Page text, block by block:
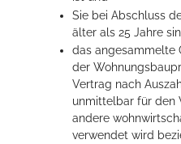
Sie bei Abschluss
älter als 25 Jahre
das angesammelte
der
Vertrag nach
unmittelbar für den
andere
verwendet wird